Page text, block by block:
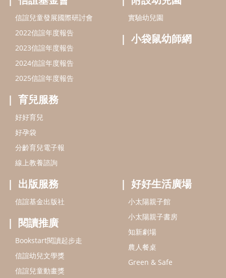
好孕袋
分齡育兒電子報
線上教養諮詢
出版服務
信誼基金出版社
閱讀推廣
Bookstart閱讀起步走
信誼幼兒文學獎
信誼兒童動畫獎
小袋鼠說故事劇團
service@hsin-yi.org.tw
信誼好好育兒
小太陽親子書房
(02)2396-5305轉2345 (週一～週五 9:00～18:00)
認識信誼 合作洽談 智慧財產權聲明
本網站建議使用IE9(含以上)或 Google Chrome 版本瀏覽器
信誼基金會/上誼文化實業股份有限公司 版權所有 ©